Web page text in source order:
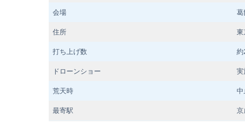
会場 葛
住所 東
打ち上げ数 約
ドローンショー 実
荒天時 中
最寄駅 京